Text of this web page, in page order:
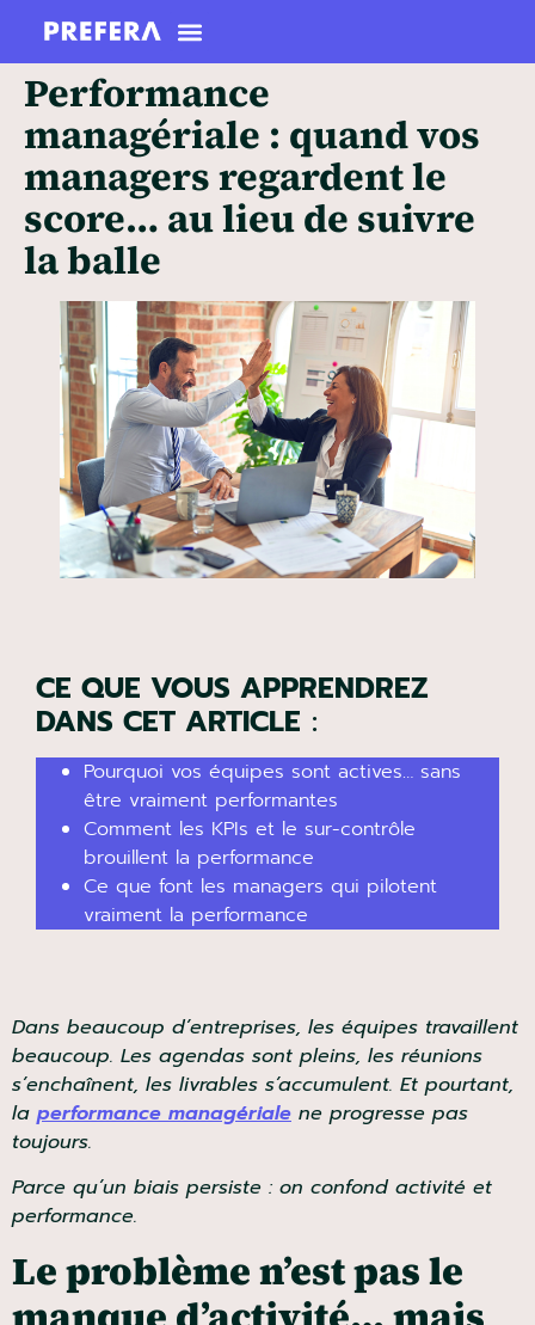
Performance
managériale : quand vos
managers regardent le
score… au lieu de suivre
la balle
CE QUE VOUS APPRENDREZ
DANS CET ARTICLE :
Pourquoi vos équipes sont actives… sans
être vraiment performantes
Comment les KPIs et le sur-contrôle
brouillent la performance
Ce que font les managers qui pilotent
vraiment la performance
Dans beaucoup d’entreprises, les équipes
travaillent beaucoup. Les agendas sont pleins, les
réunions s’enchaînent, les livrables s’accumulent. Et
pourtant, laperformance managérialene
progresse pas toujours.
Parce qu’un biais persiste : on confond activité et
performance.
Le problème n’est pas le
manque d’activité… mais